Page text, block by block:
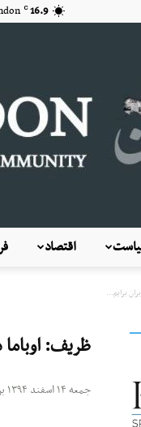
16.9
C
اقتصاد
برایم...
ظریف:
جمعه ۱۴ اسفند ۱۳۹۴ برابر با ۰۴ مارس ۲۰۱۶